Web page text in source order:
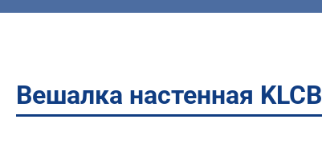
Вешалка настенная KLCB